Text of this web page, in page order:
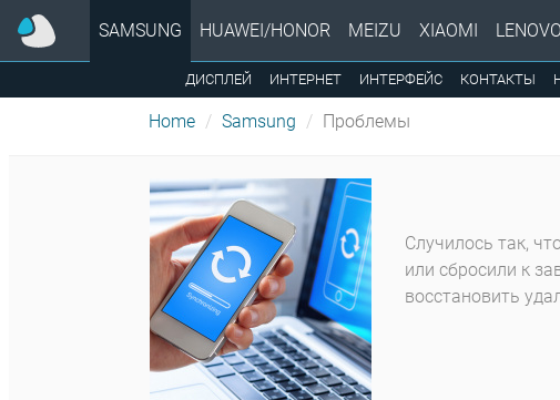
SAMSUNG
ДИСПЛЕЙ ИНТЕРНЕТ ИНТЕРФЕЙС КОНТАКТЫ
HUAWEI/HONOR MEIZU XIAOMI LENOVO
Home Samsung Проблемы
Случилось так,
или сбросили к
восстановить